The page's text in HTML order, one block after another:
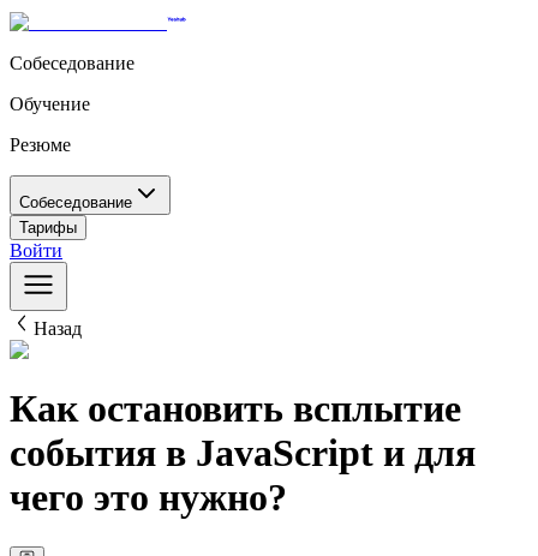
Собеседование
Обучение
Резюме
Собеседование
Тарифы
Войти
Назад
Как остановить всплытие
события в JavaScript и для
чего это нужно?